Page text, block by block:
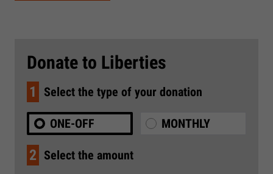
Donate to Liberties
1 Select the type of your donation
ONE-OFF MONTHLY
2 Select the amount